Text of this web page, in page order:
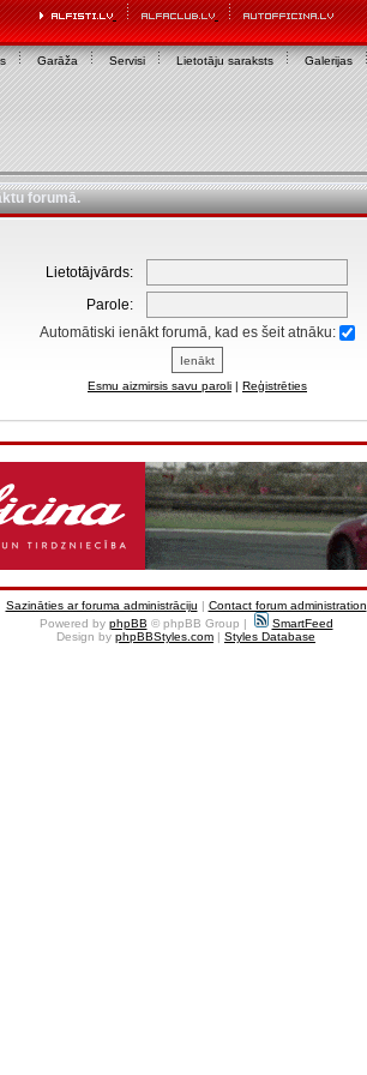
Garāža Servisi Lietotāju saraksts Galerijas
forumā.
Lietotājvārds:
Parole:
Automātiski ienākt forumā, kad es šeit atnāku:
Esmu aizmirsis savu paroli | Reģistrēties
Sazināties ar foruma administrāciju | Contact forum administration
Powered by phpBB © phpBB Group |
SmartFeed
Design by phpBBStyles.com | Styles Database